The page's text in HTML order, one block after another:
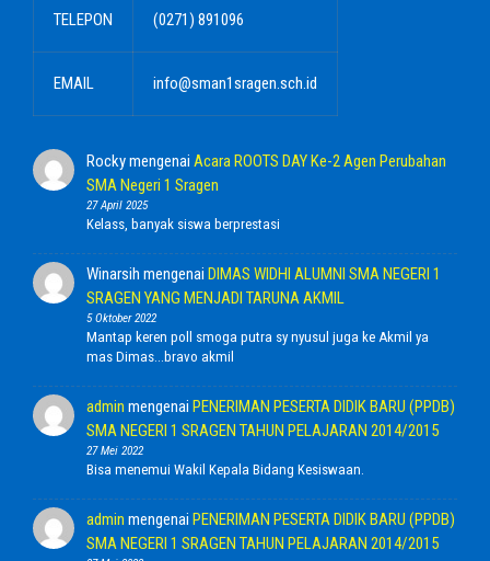
TELEPON (0271) 891096
EMAIL info@sman1sragen.sch.id
Rockymengenai Acara ROOTS DAY Ke-2 Agen Perubahan
SMA Negeri 1 Sragen
27 April 2025
Kelass, banyak siswa berprestasi
Winarsih mengenai DIMAS WIDHI ALUMNI SMA NEGERI 1
SRAGEN YANG MENJADI TARUNA AKMIL
5 Oktober 2022
Mantap keren poll smoga putra sy nyusul juga ke Akmil ya
mas Dimas...bravo akmil
admin mengenai PENERIMAN PESERTA DIDIK BARU (PPDB)
SMA NEGERI 1 SRAGEN TAHUN PELAJARAN 2014/2015
27 Mei 2022
Bisa menemui Wakil Kepala Bidang Kesiswaan.
admin mengenai PENERIMAN PESERTA DIDIK BARU (PPDB)
SMA NEGERI 1 SRAGEN TAHUN PELAJARAN 2014/2015